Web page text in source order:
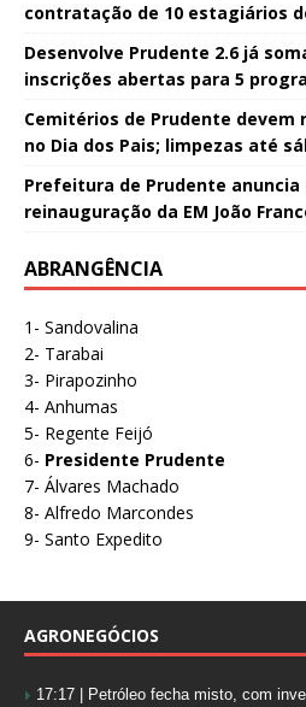
contratação de 10 estagiários
Desenvolve Prudente 2.6 já
inscrições abertas para 5
Cemitérios de Prudente devem
no Dia dos Pais; limpezas até
Prefeitura de Prudente anuncia
reinauguração da EM João
ABRANGÊNCIA
1- Sandovalina
2- Tarabai
3- Pirapozinho
4- Anhumas
5- Regente Feijó
6- Presidente Prudente
7- Álvares Machado
8- Alfredo Marcondes
9- Santo Expedito
AGRONEGÓCIOS
17:17 |
Petróleo fecha misto, com